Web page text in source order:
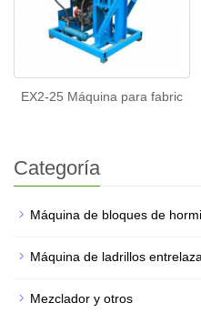
EX2-25 Máquina para fabric
Categoría
Máquina de bloques de
Máquina de ladrillos
Mezclador y otros